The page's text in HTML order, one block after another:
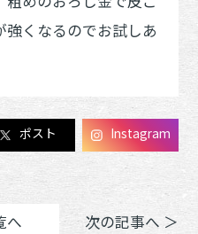
強くなるのでお試しあ
ポスト Instagram
へ 次の記事へ ＞